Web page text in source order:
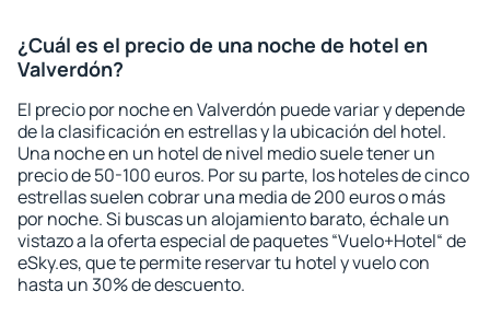
¿Cuál es el precio de una noche de hotel en
Valverdón?
El precio por noche en Valverdón puede variar y depende
de la clasificación en estrellas y la ubicación del hotel.
Una noche en un hotel de nivel medio suele tener un
precio de 50-100 euros. Por su parte, los hoteles de cinco
estrellas suelen cobrar una media de 200 euros o más
por noche. Si buscas un alojamiento barato, échale un
vistazo a la oferta especial de paquetes “Vuelo+Hotel“ de
eSky.es, que te permite reservar tu hotel y vuelo con
hasta un 30% de descuento.